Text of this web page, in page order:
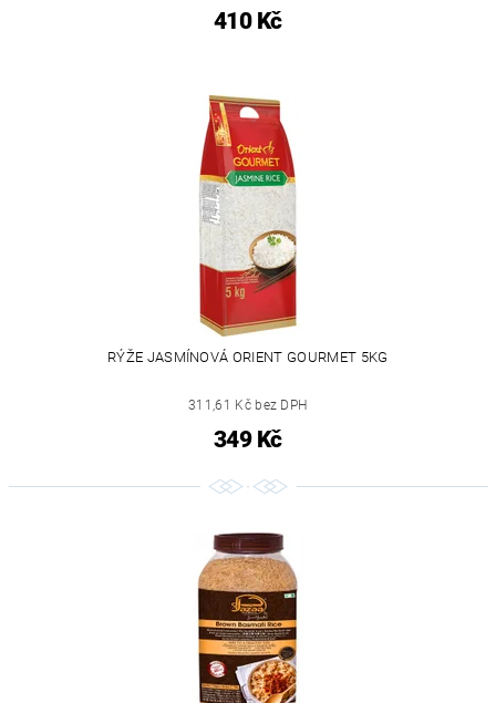
410 Kč
RÝŽE JASMÍNOVÁ ORIENT GOURMET 5KG
311,61 Kč bez DPH
349 Kč